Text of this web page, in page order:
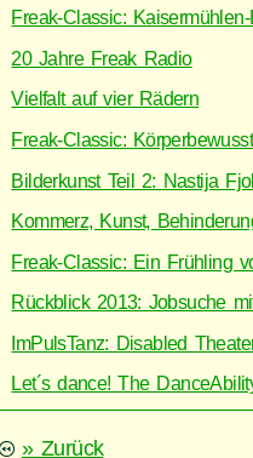
Freak-Classic:
20 Jahre Freak Radio
Vielfalt auf vier Rädern
Freak-Classic:
Bilderkunst Teil 2: Nastija
Kommerz, Kunst,
Freak-Classic: Ein Frühling
Rückblick 2013: Jobsuche
ImPulsTanz: Disabled
Let´s dance! The
» Zurück